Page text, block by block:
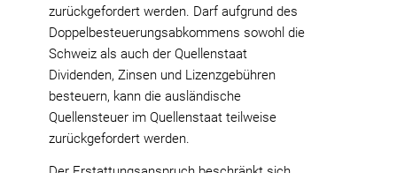
zurückgefordert werden. Darf aufgrund des
Doppelbesteuerungsabkommens sowohl die
Schweiz als auch der Quellenstaat
Dividenden, Zinsen und Lizenzgebühren
besteuern, kann die ausländische
Quellensteuer im Quellenstaat teilweise
zurückgefordert werden.